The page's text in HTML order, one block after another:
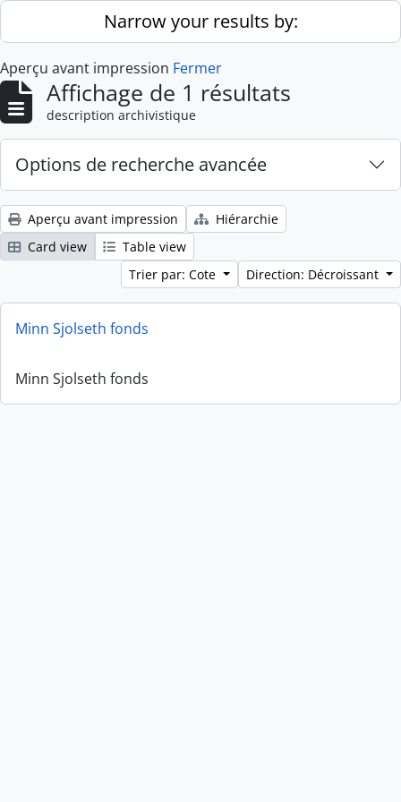
Skip to main contentNarrow your results by:
Aperçu avant impression Fermer
Affichage de 1 résultats
description archivistique
Options de recherche avancée
Aperçu avant impression
Hiérarchie
Card view
Table view
Trier par: Cote
Direction: Décroissant
Minn Sjolseth fonds
Minn Sjolseth fonds